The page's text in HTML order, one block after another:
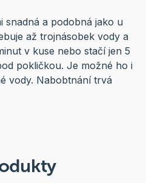
snadná a podobná jako u
až trojnásobek vody a
v kuse nebo stačí jen 5
pokličkou. Je možné ho i
vody. Nabobtnání trvá